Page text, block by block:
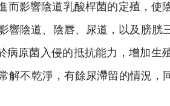
影響陰道乳酸桿菌的定殖，使
響陰道、陰唇、尿道，以及膀胱
原菌入侵的抵抗能力，增加生
解不乾淨，有餘尿滯留的情況，